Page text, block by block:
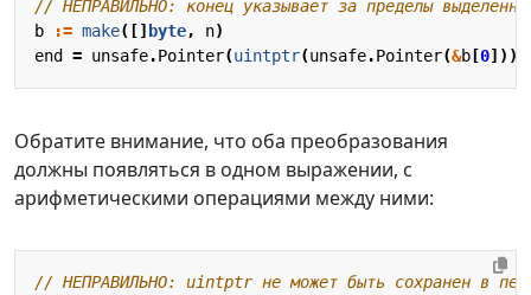
// НЕПРАВИЛЬНО: конец указывает за пределы
b
:= make([] byte, n)
end
= unsafe.Pointer(uintptr(unsafe.Pointer(&b [0]))
Обратите внимание, что оба преобразования
должны появляться в одном выражении, с
арифметическими операциями между ними:
// НЕПРАВИЛЬНО: uintptr не может быть сохранен в